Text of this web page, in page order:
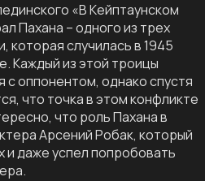
«В Кейптаунском
Пахана – одного из трех
которая случилась в 1945
Каждый из этой троицы
с оппонентом, однако спустя
что точка в этом конфликте
что роль Пахана в
Арсений Робак, который
и даже успел попробовать